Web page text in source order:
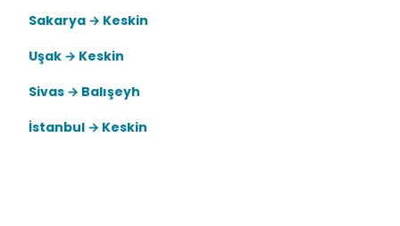
Sakarya → Keskin
Uşak → Keskin
Sivas → Balışeyh
İstanbul → Keskin